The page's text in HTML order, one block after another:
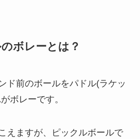
ボレーとは？
ド前のボールをパドル(ラケッ
ボレーです。
えますが、ピックルボールで